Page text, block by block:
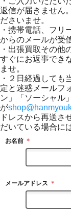
返信が届きません
ださいませ。
・携帯電話、フリ
からのメールが受
・出張買取その他
すぐにお返事でき
ませ。
・２日経過しても
定と迷惑メールフ
ン」「ソーシャル
が
ドレスから再送さ
だいている場合に
お名前 ＊
メールアドレス ＊